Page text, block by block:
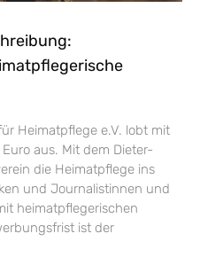
Heimatpflege e.V. lobt mit
aus. Mit dem Dieter-
die Heimatpflege ins
und Journalistinnen und
heimatpflegerischen
ist der